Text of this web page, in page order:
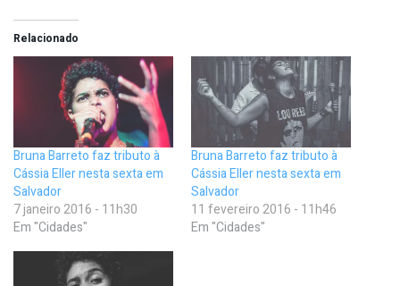
Relacionado
Bruna Barreto faz tributo à
Cássia Eller nesta sexta em
Salvador
7 janeiro 2016 - 11h30
Em "Cidades"
Bruna Barreto faz tributo à
Cássia Eller nesta sexta em
Salvador
11 fevereiro 2016 - 11h46
Em "Cidades"